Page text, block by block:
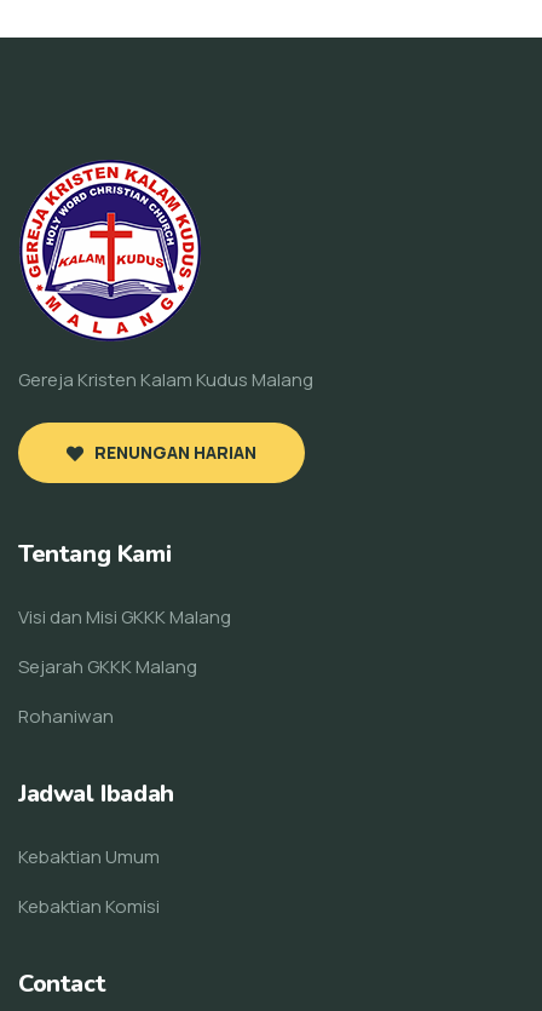
Gereja Kristen Kalam Kudus Malang
RENUNGAN HARIAN
Tentang Kami
Visi dan Misi GKKK Malang
Sejarah GKKK Malang
Rohaniwan
Jadwal Ibadah
Kebaktian Umum
Kebaktian Komisi
Contact